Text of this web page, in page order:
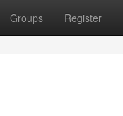
Groups Register